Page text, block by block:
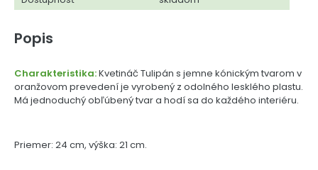
Popis
Charakteristika:Kvetináč Tulipán s jemne kónickým tvarom v
oranžovom prevedení je vyrobený z odolného lesklého plastu.
Má jednoduchý obľúbený tvar a hodí sa do každého interiéru.
Priemer: 24 cm, výška: 21 cm.